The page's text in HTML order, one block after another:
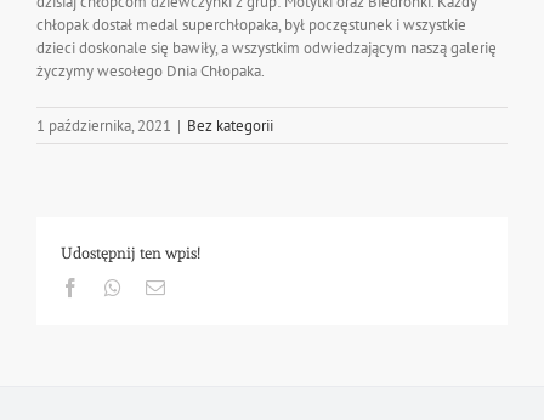
chłopak dostał medal superchłopaka, był poczęstunek i wszystkie
dzieci doskonale się bawiły, a wszystkim odwiedzającym naszą galerię
życzymy wesołego Dnia Chłopaka.
1 października, 2021 | Bez kategorii
Udostępnij ten wpis!
FacebookWhatsapp
Email